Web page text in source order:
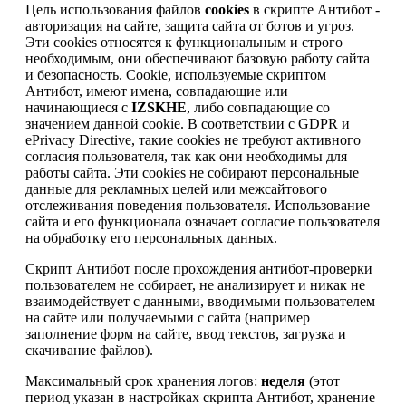
Цель использования файлов cookies в скрипте Антибот -
авторизация на сайте, защита сайта от ботов и угроз.
Эти cookies относятся к функциональным и строго
необходимым, они обеспечивают базовую работу сайта
и безопасность. Cookie, используемые скриптом
Антибот, имеют имена, совпадающие или
начинающиеся с IZSKHE, либо совпадающие со
значением данной cookie. В соответствии с GDPR и
ePrivacy Directive, такие cookies не требуют активного
согласия пользователя, так как они необходимы для
работы сайта. Эти cookies не собирают персональные
данные для рекламных целей или межсайтового
отслеживания поведения пользователя. Использование
сайта и его функционала означает согласие пользователя
на обработку его персональных данных.
Скрипт Антибот после прохождения антибот-проверки
пользователем не собирает, не анализирует и никак не
взаимодействует с данными, вводимыми пользователем
на сайте или получаемыми с сайта (например
заполнение форм на сайте, ввод текстов, загрузка и
скачивание файлов).
Максимальный срок хранения логов: неделя (этот
период указан в настройках скрипта Антибот, хранение